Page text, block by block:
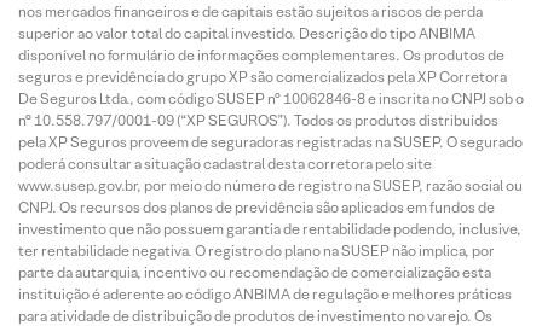
nos mercados financeiros e de capitais estão sujeitos a riscos de perda
superior ao valor total do capital investido. Descrição do tipo ANBIMA
disponível no formulário de informações complementares. Os produtos de
seguros e previdência do grupo XP são comercializados pela XP Corretora
De Seguros Ltda., com código SUSEP n° 10062846-8 e inscrita no CNPJ sob o
n° 10.558.797/0001-09 (“XP SEGUROS”). Todos os produtos distribuídos
pela XP Seguros proveem de seguradoras registradas na SUSEP. O segurado
poderá consultar a situação cadastral desta corretora pelo site
www.susep.gov.br, por meio do número de registro na SUSEP, razão social ou
CNPJ. Os recursos dos planos de previdência são aplicados em fundos de
investimento que não possuem garantia de rentabilidade podendo, inclusive,
ter rentabilidade negativa. O registro do plano na SUSEP não implica, por
parte da autarquia, incentivo ou recomendação de comercialização esta
instituição é aderente ao código ANBIMA de regulação e melhores práticas
para atividade de distribuição de produtos de investimento no varejo. Os